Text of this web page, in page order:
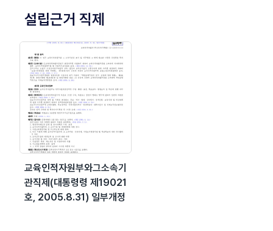
설립근거 직제
교육인적자원부와그소속기
관직제(대통령령 제19021
호, 2005.8.31) 일부개정